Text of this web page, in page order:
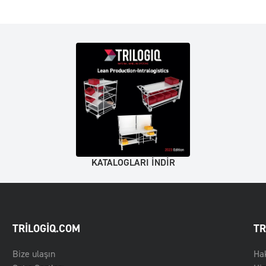
KATALOGLARI INDIR
TRILOGIQ.COM
Bize ulaşın